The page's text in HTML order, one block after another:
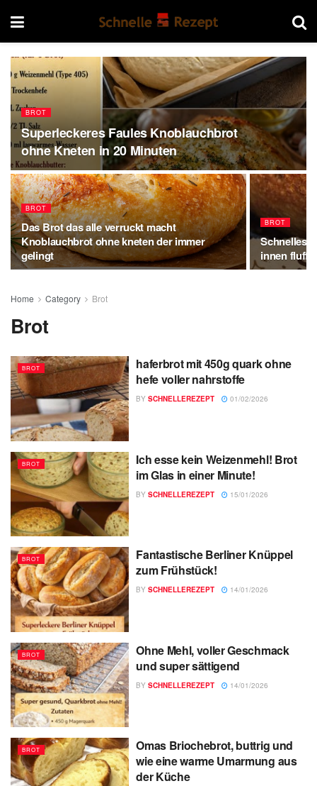
BROT
Superleckeres Faules Knoblauchbrot
ohne Kneten in 20 Minuten
BROT
Das Brot das alle verruckt macht
Knoblauchbrot ohne kneten der immer
gelingt
BROT
Schnelles
innen
Home Category Brot
Brot
BROT
haferbrot mit 450g quark ohne
hefe voller nahrstoffe
BY SCHNELLEREZEPT 01/02/2026
BROT
Ich esse kein Weizenmehl! Brot
im Glas in einer Minute!
BY SCHNELLEREZEPT 15/01/2026
BROT
Fantastische Berliner Knüppel
zum Frühstück!
BY SCHNELLEREZEPT 14/01/2026
BROT
Ohne Mehl, voller Geschmack
und super sättigend
BY SCHNELLEREZEPT 14/01/2026
BROT
Omas Briochebrot, buttrig und
wie eine warme Umarmung aus
der Küche